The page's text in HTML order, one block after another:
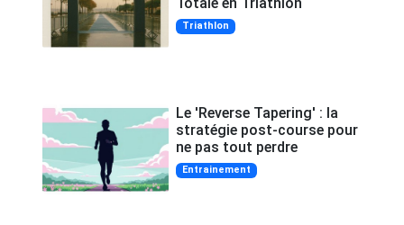
Totale en Triathlon
Triathlon
Le 'Reverse Tapering' : la
stratégie post-course pour
ne pas tout perdre
Entrainement